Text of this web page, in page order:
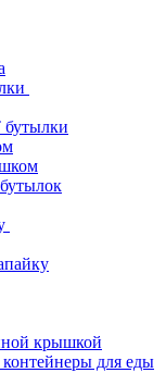
крышкой
для еды